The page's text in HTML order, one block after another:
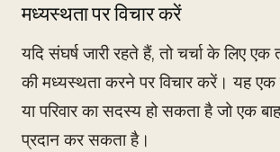
मध्यस्थता पर विचार करें
यदि संघर्ष जारी रहते हैं, तो चर्चा के लिए
की मध्यस्थता करने पर विचार करें। यह एक
या परिवार का सदस्य हो सकता है जो एक
प्रदान कर सकता है।